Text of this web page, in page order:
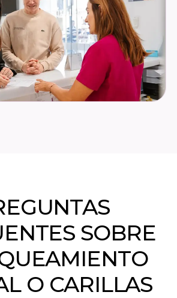
SOBRE
O CARILLAS